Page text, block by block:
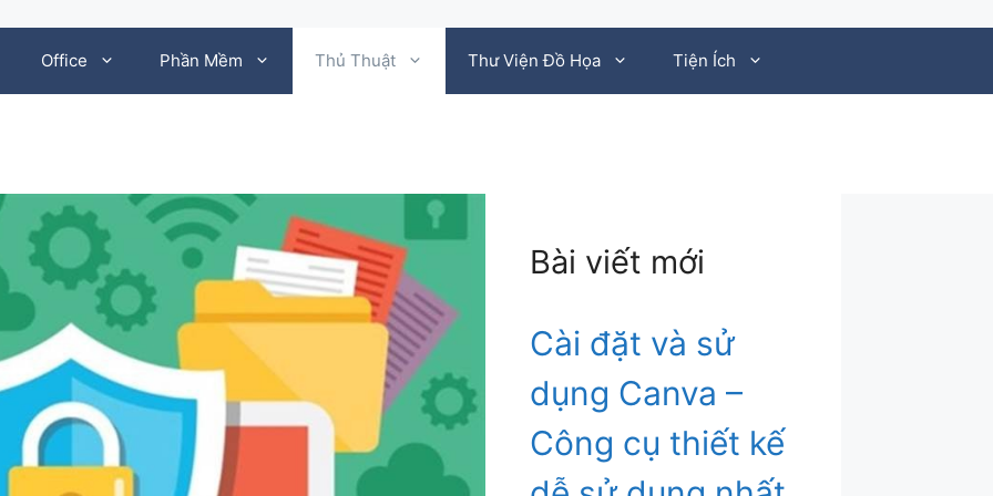
Office Phần Mềm Thủ Thuật Thư Viện Đồ Họa Tiện Ích
Bài viết mới
Cài đặt và sử
dụng Canva –
Công cụ thiết kế